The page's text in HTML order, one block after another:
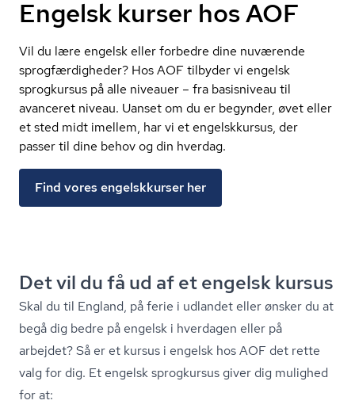
Engelsk kurser hos AOF
Vil du lære engelsk eller forbedre dine nuværende
sprogfærdigheder? Hos AOF tilbyder vi engelsk
sprogkursus på alle niveauer – fra basisniveau til
avanceret niveau. Uanset om du er begynder, øvet eller
et sted midt imellem, har vi et engelskkursus, der
passer til dine behov og din hverdag.
Find vores engelskkurser her
Det vil du få ud af et engelsk kursus
Skal du til England, på ferie i udlandet eller ønsker du at
begå dig bedre på engelsk i hverdagen eller på
arbejdet? Så er et kursus i engelsk hos AOF det rette
valg for dig. Et engelsk sprogkursus giver dig mulighed
for at: